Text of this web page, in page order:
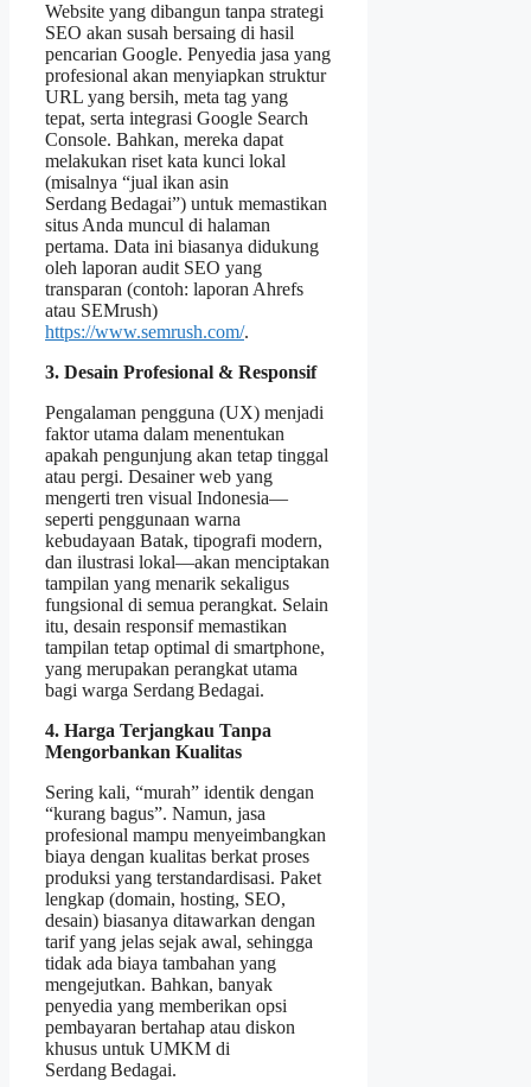
Website yang dibangun tanpa strategi
SEO akan susah bersaing di hasil
pencarian Google. Penyedia jasa yang
profesional akan menyiapkan struktur
URL yang bersih, meta tag yang
tepat, serta integrasi Google Search
Console. Bahkan, mereka dapat
melakukan riset kata kunci lokal
(misalnya “jual ikan asin
Serdang Bedagai”) untuk memastikan
situs Anda muncul di halaman
pertama. Data ini biasanya didukung
oleh laporan audit SEO yang
transparan (contoh: laporan Ahrefs
atau SEMrush)
https://www.semrush.com/.
3. Desain Profesional & Responsif
Pengalaman pengguna (UX) menjadi
faktor utama dalam menentukan
apakah pengunjung akan tetap tinggal
atau pergi. Desainer web yang
mengerti tren visual Indonesia—
seperti penggunaan warna
kebudayaan Batak, tipografi modern,
dan ilustrasi lokal—akan menciptakan
tampilan yang menarik sekaligus
fungsional di semua perangkat. Selain
itu, desain responsif memastikan
tampilan tetap optimal di smartphone,
yang merupakan perangkat utama
bagi warga Serdang Bedagai.
4. Harga Terjangkau Tanpa
Mengorbankan Kualitas
Sering kali, “murah” identik dengan
“kurang bagus”. Namun, jasa
profesional mampu menyeimbangkan
biaya dengan kualitas berkat proses
produksi yang terstandardisasi. Paket
lengkap (domain, hosting, SEO,
desain) biasanya ditawarkan dengan
tarif yang jelas sejak awal, sehingga
tidak ada biaya tambahan yang
mengejutkan. Bahkan, banyak
penyedia yang memberikan opsi
pembayaran bertahap atau diskon
khusus untuk UMKM di
Serdang Bedagai.